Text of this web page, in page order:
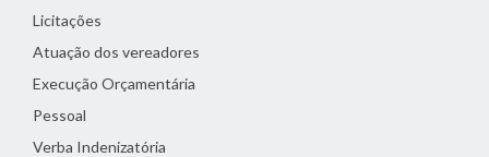
Licitações
Atuação dos vereadores
Execução Orçamentária
Pessoal
Verba Indenizatória